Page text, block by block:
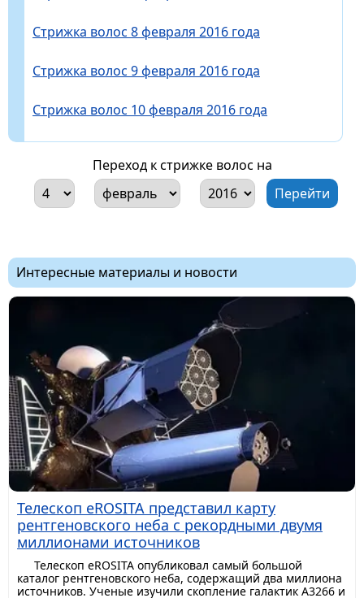
Стрижка волос 8 февраля 2016 года
Стрижка волос 9 февраля 2016 года
Стрижка волос 10 февраля 2016 года
Переход к стрижке волос на
Интересные материалы и новости
Телескоп eROSITA представил карту
рентгеновского неба с рекордными двумя
миллионами источников
Телескоп eROSITA опубликовал самый большой
каталог рентгеновского неба, содержащий два миллиона
источников. Ученые изучили скопление галактик A3266 и